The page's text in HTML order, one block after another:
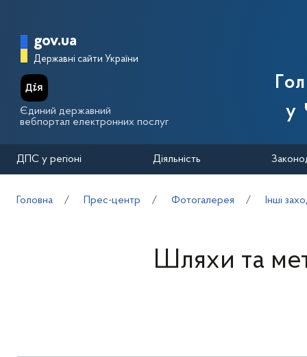
Головна сторінка Державної
gov.ua
Державні сайти України
Єдиний державний
вебпортал електронних послуг
у
ДПС у регіоні Діяльність
Головна Прес-центр Фотогалерея Інші
Шляхи та